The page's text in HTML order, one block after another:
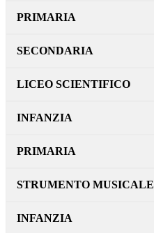
PRIMARIA
SECONDARIA
LICEO SCIENTIFICO
INFANZIA
PRIMARIA
STRUMENTO MUSICALE
INFANZIA